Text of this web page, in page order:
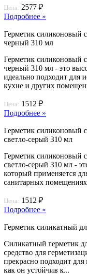
Цена: 2577 ₽
Подробнее »
Герметик силиконовый
черный 310 мл
Герметик силиконовый
черный 310 мл - это
идеально подходит для
кухне и других
Цена: 1512 ₽
Подробнее »
Герметик силиконовый
светло-серый 310 мл
Герметик силиконовый
светло-серый 310 мл -
который применяется
санитарных
Цена: 1512 ₽
Подробнее »
Герметик силикатный
Силикатный герметик
средство для
прекрасно подходит
как он устойчив к...